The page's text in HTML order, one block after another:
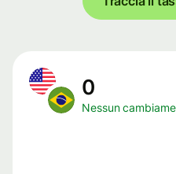
0
Nessun